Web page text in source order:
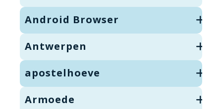
Android Browser
Antwerpen
apostelhoeve
Armoede